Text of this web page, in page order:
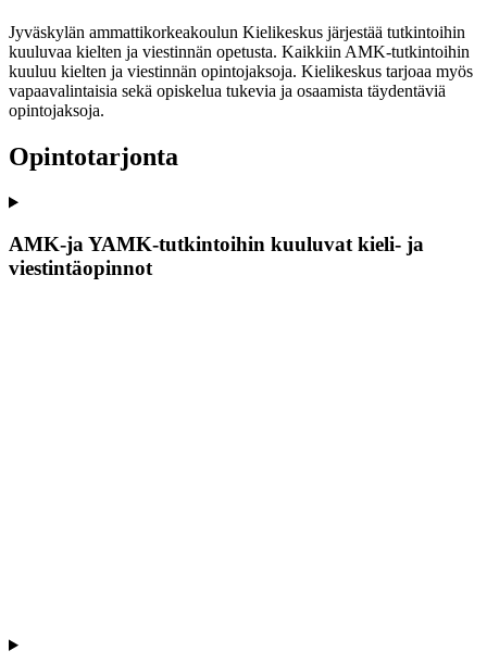
Jyväskylän ammattikorkeakoulun Kielikeskus järjestää tutkintoihin
kuuluvaa kielten ja viestinnän opetusta. Kaikkiin AMK-tutkintoihin
kuuluu kielten ja viestinnän opintojaksoja. Kielikeskus tarjoaa myös
vapaavalintaisia sekä opiskelua tukevia ja osaamista täydentäviä
opintojaksoja.
Opintotarjonta
AMK-ja YAMK-tutkintoihin kuuluvat kieli- ja
viestintäopinnot